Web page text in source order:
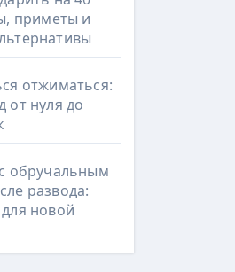
приметы и
отжиматься:
от нуля до
обручальным
развода:
новой